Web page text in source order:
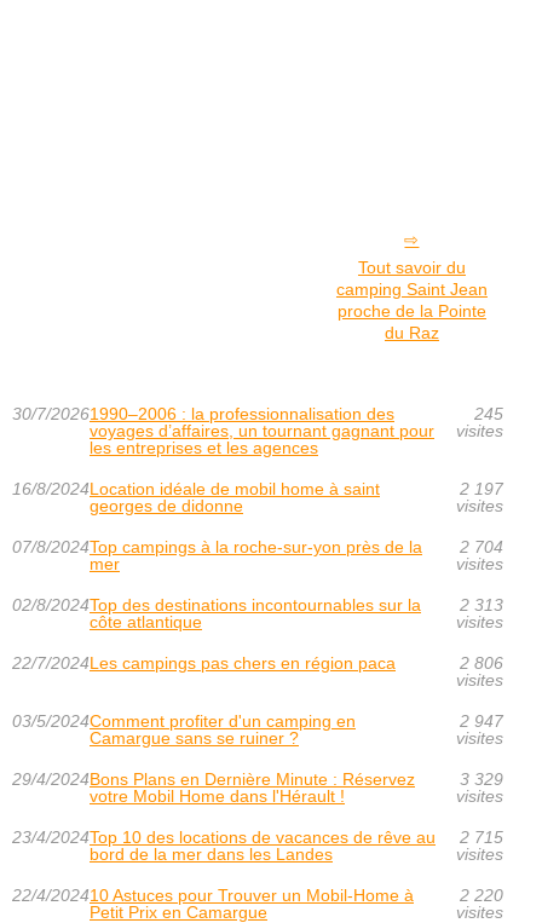
Tout savoir du
camping Saint Jean
proche de la Pointe
du Raz
30/7/20261990–2006 : la professionnalisation des
voyages d’affaires, un tournant gagnant pour
les entreprises et les agences
245
visites
16/8/2024Location idéale de mobil home à saint
georges de didonne
2 197
visites
07/8/2024Top campings à la roche-sur-yon près de la
mer
2 704
visites
02/8/2024Top des destinations incontournables sur la
côte atlantique
2 313
visites
22/7/2024Les campings pas chers en région paca
2 806
visites
03/5/2024Comment profiter d'un camping en
Camargue sans se ruiner ?
2 947
visites
29/4/2024Bons Plans en Dernière Minute : Réservez
votre Mobil Home dans l'Hérault !
3 329
visites
23/4/2024Top 10 des locations de vacances de rêve au
bord de la mer dans les Landes
2 715
visites
22/4/202410 Astuces pour Trouver un Mobil-Home à
Petit Prix en Camargue
2 220
visites